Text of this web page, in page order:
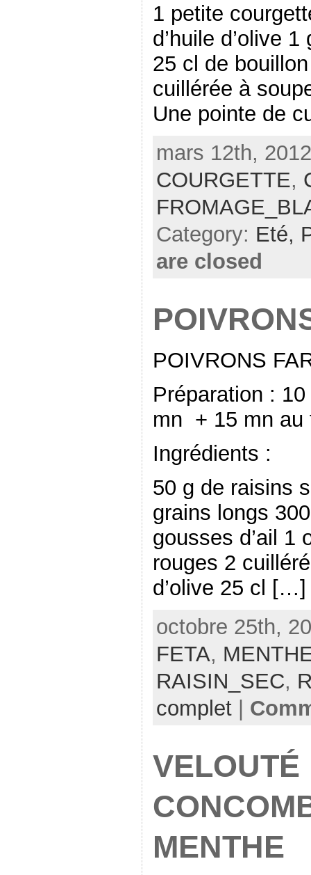
1 petite
d’huile d’olive
25 cl de
cuillérée à
Une pointe de
mars 12th,
COURGETTE,
Category: Eté,
are closed
POIVRONS
Préparation :
mn + 15 mn au
Ingrédients :
50 g de raisins
grains longs
gousses d’ail 1
rouges 2
d’olive 25 cl […]
octobre 25th,
FETA,
RAISIN_SEC,
complet|
VELOUTÉ
MENTHE